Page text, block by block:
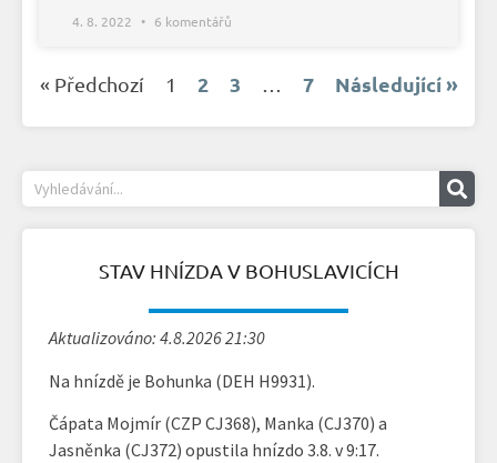
4. 8. 2022 6 komentářů
« Předchozí 1 2 3 … 7 Následující »
STAV HNÍZDA V BOHUSLAVICÍCH
Aktualizováno: 4.8.2026 21:30
Na hnízdě je Bohunka (DEH H9931).
Čápata Mojmír (CZP CJ368), Manka (CJ370) a
Jasněnka (CJ372) opustila hnízdo 3.8. v 9:17.